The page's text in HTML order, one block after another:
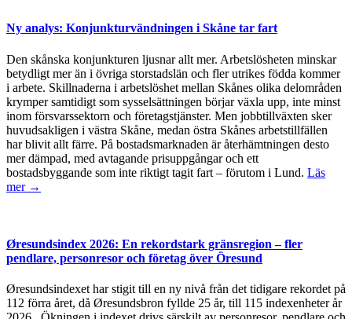
Ny analys: Konjunkturvändningen i Skåne tar fart
Den skånska konjunkturen ljusnar allt mer. Arbetslösheten minskar
betydligt mer än i övriga storstadslän och fler utrikes födda kommer
i arbete. Skillnaderna i arbetslöshet mellan Skånes olika delområden
krymper samtidigt som sysselsättningen börjar växla upp, inte minst
inom försvarssektorn och företagstjänster. Men jobbtillväxten sker
huvudsakligen i västra Skåne, medan östra Skånes arbetstillfällen
har blivit allt färre. På bostadsmarknaden är återhämtningen desto
mer dämpad, med avtagande prisuppgångar och ett
bostadsbyggande som inte riktigt tagit fart – förutom i Lund. Läs
mer →
Øresundsindex 2026: En rekordstark gränsregion – fler
pendlare, personresor och företag över Öresund
Øresundsindexet har stigit till en ny nivå från det tidigare rekordet på
112 förra året, då Øresundsbron fyllde 25 år, till 115 indexenheter år